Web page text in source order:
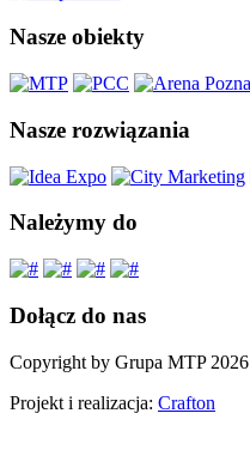
Nasze obiekty
Nasze rozwiązania
Należymy do
Dołącz do nas
Copyright by Grupa MTP 2026
Projekt i realizacja: Crafton